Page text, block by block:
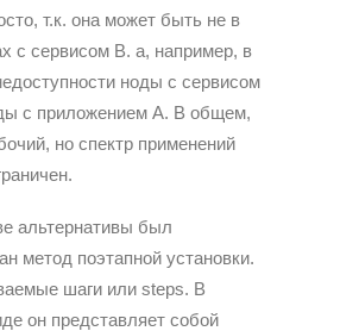
т.к. она может быть не в
с сервисом В. а, например, в
ноды с сервисом
с приложением А. В общем,
но спектр применений
альтернативы был
метод поэтапной установки.
шаги или steps. В
он представляет собой